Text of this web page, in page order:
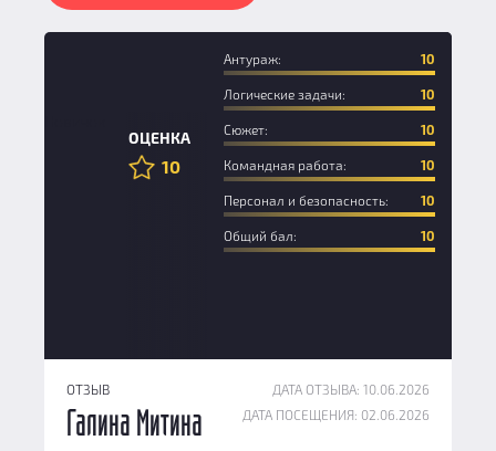
ОЦЕНКА
10
Антураж: 10
Логические задачи: 10
Сюжет: 10
Командная работа: 10
Персонал и безопасность: 10
Общий бал: 10
ОТЗЫВ
ДАТА ОТЗЫВА: 10.06.2026
ДАТА ПОСЕЩЕНИЯ: 02.06.2026
Галина Митина